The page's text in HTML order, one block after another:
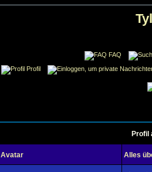
FAQ
Profil
Profil
Avatar Alles